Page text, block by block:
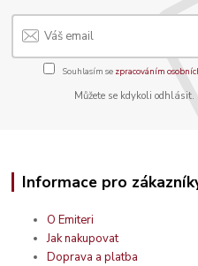
Souhlasím se zpracováním
Můžete se kdykoli
Informace pro
O Emiteri
Jak nakupovat
Doprava a platba